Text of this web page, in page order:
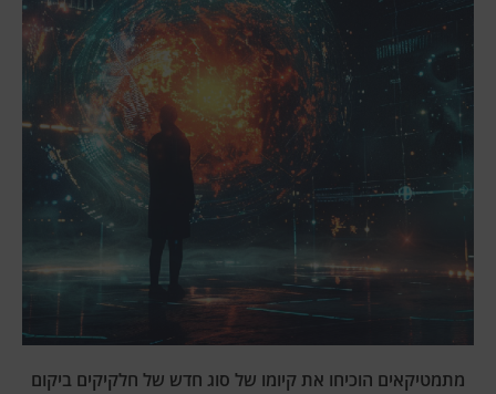
מתמטיקאים הוכיחו את קיומו של סוג חדש של חלקיקים ביקום